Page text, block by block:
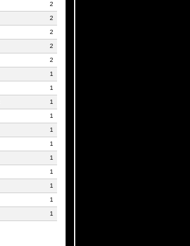
2
2
2
2
2
1
1
1
1
1
1
1
1
1
1
1